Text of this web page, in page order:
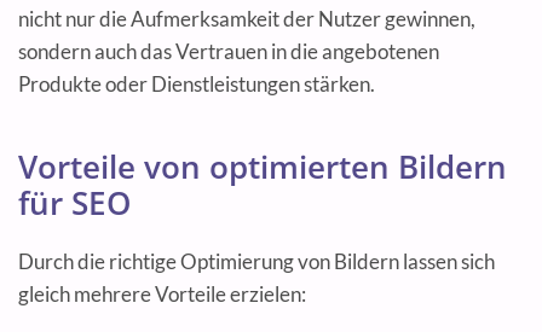
nicht nur die Aufmerksamkeit der Nutzer gewinnen,
sondern auch das Vertrauen in die angebotenen
Produkte oder Dienstleistungen stärken.
Vorteile von optimierten Bildern
für SEO
Durch die richtige Optimierung von Bildern lassen sich
gleich mehrere Vorteile erzielen: